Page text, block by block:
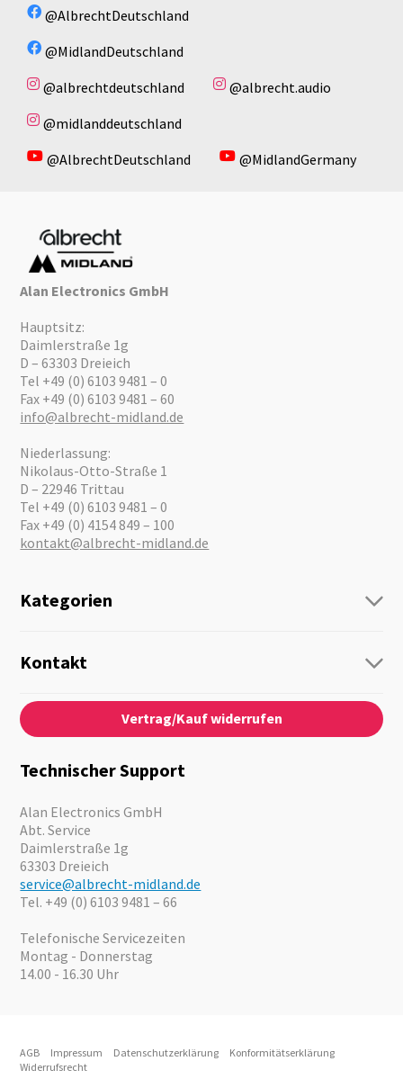
@AlbrechtDeutschland
@MidlandDeutschland
@albrechtdeutschland
@albrecht.audio
@midlanddeutschland
@AlbrechtDeutschland
@MidlandGermany
Alan Electronics GmbH
Hauptsitz:
Daimlerstraße 1g
D – 63303 Dreieich
Tel +49 (0) 6103 9481 – 0
Fax +49 (0) 6103 9481 – 60
info@albrecht-midland.de
Niederlassung:
Nikolaus-Otto-Straße 1
D – 22946 Trittau
Tel +49 (0) 6103 9481 – 0
Fax +49 (0) 4154 849 – 100
kontakt@albrecht-midland.de
Kategorien
Personenführung
Audio
Notfallvorsorge
Motorrad
Angebote
Kontakt
Kontaktformular
Über Uns
News
Kataloge
Vertrag/Kauf widerrufen
Technischer Support
Alan Electronics GmbH
Abt. Service
Daimlerstraße 1g
63303 Dreieich
service@albrecht-midland.de
Tel. +49 (0) 6103 9481 – 66
Telefonische Servicezeiten
Montag - Donnerstag
14.00 - 16.30 Uhr
AGB Impressum Datenschutzerklärung
Konformitätserklärung
Widerrufsrecht